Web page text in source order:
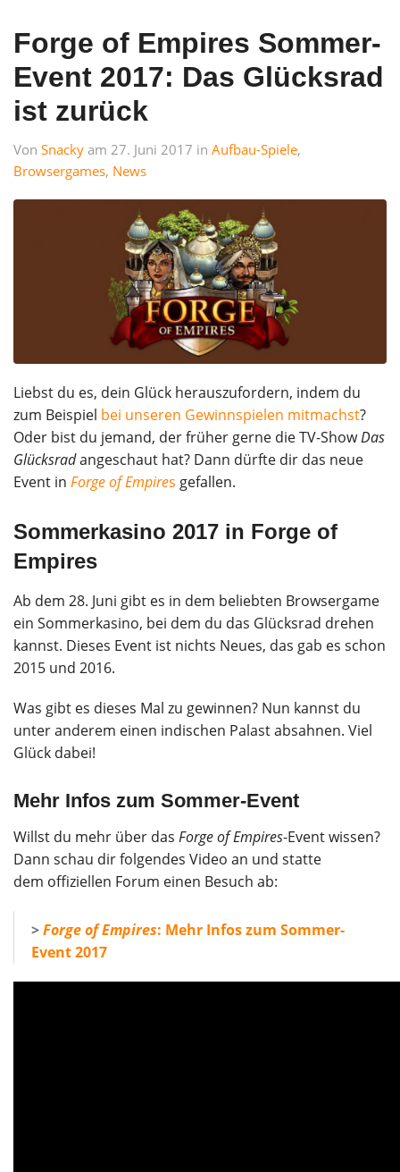
Forge of Empires Sommer-
Event 2017: Das Glücksrad
ist zurück
Von Snacky am 27. Juni 2017 in Aufbau-Spiele,
Browsergames, News
Liebst du es, dein Glück herauszufordern, indem du
zum Beispiel bei unseren Gewinnspielen mitmachst?
Oder bist du jemand, der früher gerne die TV-ShowDas
Glücksradangeschaut hat? Dann dürfte dir das neue
Event in Forge of Empires gefallen.
Sommerkasino 2017 in Forge of
Empires
Ab dem 28. Juni gibt es in dem beliebten Browsergame
ein Sommerkasino, bei dem du das Glücksrad drehen
kannst. Dieses Event ist nichts Neues, das gab es schon
2015 und 2016.
Was gibt es dieses Mal zu gewinnen? Nun kannst du
unter anderem einen indischen Palast absahnen. Viel
Glück dabei!
Mehr Infos zum Sommer-Event
Willst du mehr über das Forge of Empires-Event wissen?
Dann schau dir folgendes Video an und statte
dem offiziellen Forum einen Besuch ab:
>Forge of Empires: Mehr Infos zum Sommer-
Event 2017